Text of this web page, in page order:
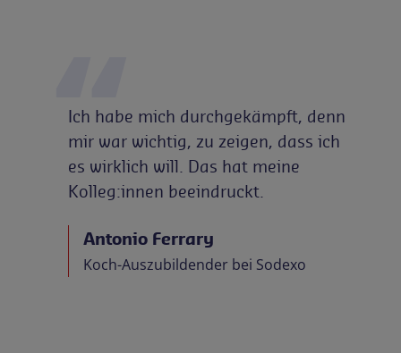
Ich habe mich durchgekämpft, denn
mir war wichtig, zu zeigen, dass ich
es wirklich will. Das hat meine
Kolleg:innen beeindruckt.
Antonio Ferrary
Koch-Auszubildender bei Sodexo